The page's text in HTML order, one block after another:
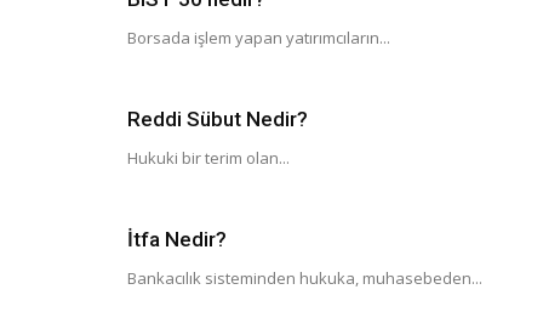
Borsada işlem yapan yatırımcıların...
Reddi Sübut Nedir?
Hukuki bir terim olan...
İtfa Nedir?
Bankacılık sisteminden hukuka, muhasebeden...